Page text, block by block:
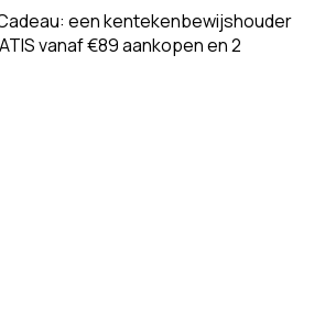
een kentekenbewijshouder
vanaf €89 aankopen en 2